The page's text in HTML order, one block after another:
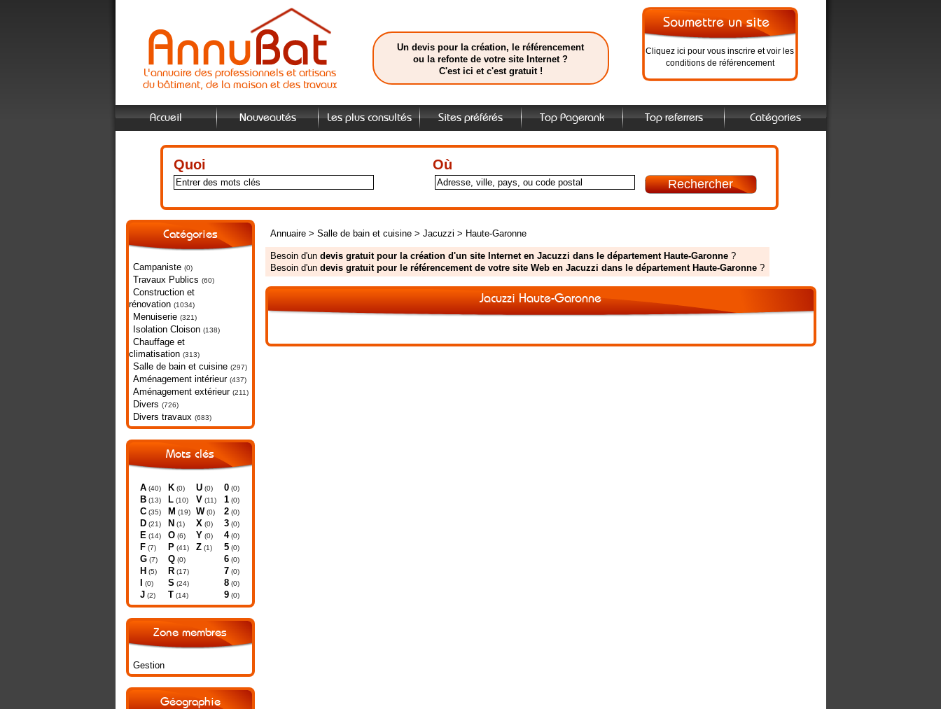
L'annuaire des professionnels et artisans
du bâtiment, de la maison et des travaux
Un devis pour la création, le référencement
ou la refonte de votre site Internet ?
C'est ici et c'est gratuit !
Cliquez ici pour vous inscrire et voir les
conditions de référencement
Accueil Nouveautés Les plus consultés Sites préférés Top Pagerank Top referrers Catégories
Quoi Où
Catégories
Campaniste (0)
Travaux Publics (60)
Construction et
rénovation (1034)
Menuiserie (321)
Isolation Cloison (138)
Chauffage et
climatisation (313)
Salle de bain et cuisine (297)
Aménagement intérieur (437)
Aménagement extérieur (211)
Divers (726)
Divers travaux (683)
Mots clés
A(40)
B(13)
C(35)
D(21)
E (14)
F(7)
G(7)
H (5)
(0)
J(2)
K(0)
L(10)
M (19)
N (1)
O(6)
P(41)
Q(0)
R(17)
S (24)
T (14)
U(0)
V (11)
W(0)
X (0)
Y (0)
Z(1)
0(0)
1(0)
2(0)
3(0)
4(0)
5(0)
6(0)
7(0)
8(0)
9(0)
Zone membres
Gestion
Géographie
Annuaire> Salle de bain et cuisine> Jacuzzi > Haute-Garonne
Besoin d'un devis gratuit pour la création d'un site Internet en Jacuzzi dans le département Haute-Garonne?
Besoin d'un devis gratuit pour le référencement de votre site Web en Jacuzzi dans le département Haute-Garonne?
Jacuzzi Haute-Garonne